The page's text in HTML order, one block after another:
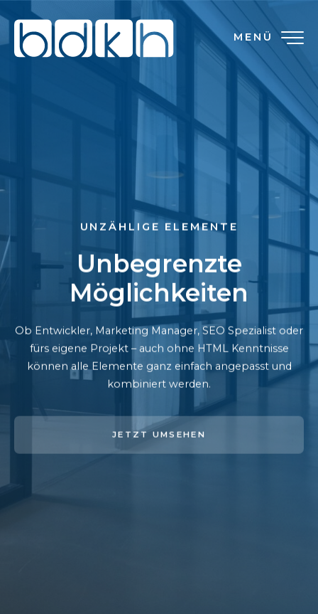
MENÜ
UNZÄHLIGE ELEMENTE
Unbegrenzte
Möglichkeiten
Ob Entwickler, Marketing Manager, SEO Spezialist oder
fürs eigene Projekt – auch ohne HTML Kenntnisse
können alle Elemente ganz einfach angepasst und
kombiniert werden.
JETZT UMSEHEN